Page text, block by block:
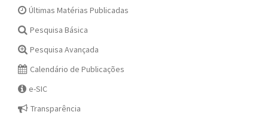
Últimas Matérias Publicadas
Pesquisa Básica
Pesquisa Avançada
Calendário de Publicações
e-SIC
Transparência